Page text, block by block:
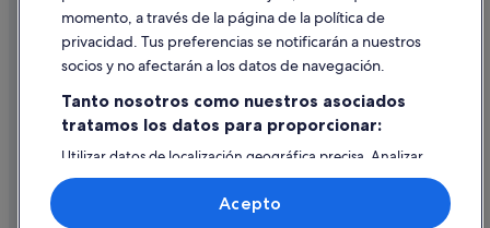
Cancelar un vuelo
Cancelar una reserva de hotel o de un alquiler vacacional
Utilizar un cupón de Expedia
Documentos para viajes internacionales
momento, a través de la página de la política de
privacidad. Tus preferencias se notificarán a nuestros
socios y no afectarán a los datos de navegación.
Tanto nosotros como nuestros asociados
tratamos los datos para proporcionar:
Utilizar datos de localización geográfica precisa. Analizar
activamente las características del dispositivo para su
identificación. Almacenar la información en un dispositivo
y/o acceder a ella. Publicidad y contenido personalizados,
Acepto